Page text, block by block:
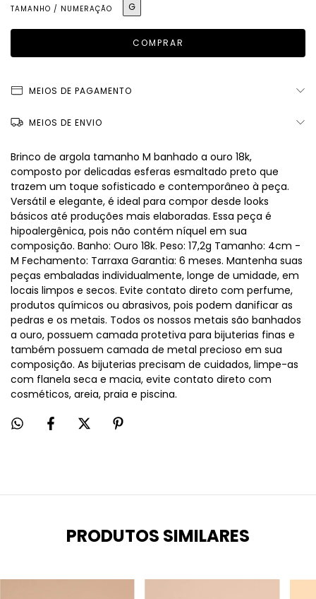
TAMANHO / NUMERAÇÃO G
MEIOS DE PAGAMENTO
MEIOS DE ENVIO
Brinco de argola tamanho M banhado a ouro 18k,
composto por delicadas esferas esmaltado preto que
trazem um toque sofisticado e contemporâneo à peça.
Versátil e elegante, é ideal para compor desde looks
básicos até produções mais elaboradas. Essa peça é
hipoalergênica, pois não contém níquel em sua
composição. Banho: Ouro 18k. Peso: 17,2g Tamanho: 4cm -
M Fechamento: Tarraxa Garantia: 6 meses. Mantenha suas
peças embaladas individualmente, longe de umidade, em
locais limpos e secos. Evite contato direto com perfume,
produtos químicos ou abrasivos, pois podem danificar as
pedras e os metais. Todos os nossos metais são banhados
a ouro, possuem camada protetiva para bijuterias finas e
também possuem camada de metal precioso em sua
composição. As bijuterias precisam de cuidados, limpe-as
com flanela seca e macia, evite contato direto com
cosméticos, areia, praia e piscina.
PRODUTOS SIMILARES